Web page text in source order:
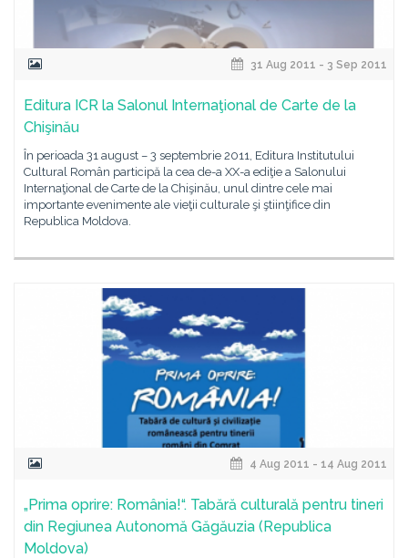
31 Aug 2011 - 3 Sep 2011
Editura ICR la Salonul Internaţional de Carte de la
Chişinău
În perioada 31 august – 3 septembrie 2011, Editura Institutului
Cultural Român participă la cea de-a XX-a ediţie a Salonului
Internaţional de Carte de la Chişinău, unul dintre cele mai
importante evenimente ale vieţii culturale şi ştiinţifice din
Republica Moldova.
4 Aug 2011 - 14 Aug 2011
„Prima oprire: România!“. Tabără culturală pentru tineri
din Regiunea Autonomă Găgăuzia (Republica
Moldova)